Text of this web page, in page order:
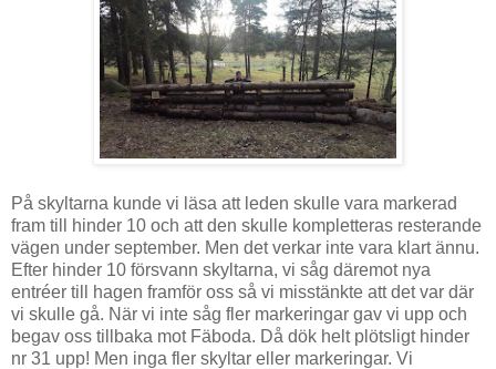
På skyltarna kunde vi läsa att leden skulle vara markerad
fram till hinder 10 och att den skulle kompletteras resterande
vägen under september. Men det verkar inte vara klart ännu.
Efter hinder 10 försvann skyltarna, vi såg däremot nya
entréer till hagen framför oss så vi misstänkte att det var där
vi skulle gå. När vi inte såg fler markeringar gav vi upp och
begav oss tillbaka mot Fäboda. Då dök helt plötsligt hinder
nr 31 upp! Men inga fler skyltar eller markeringar. Vi